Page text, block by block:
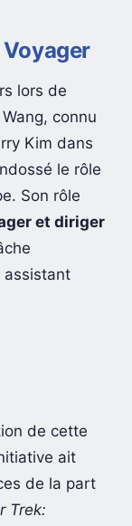
lors de
connu
Kim dans
le rôle
Son rôle
et diriger
assistant
de cette
ait
de la part
Trek: